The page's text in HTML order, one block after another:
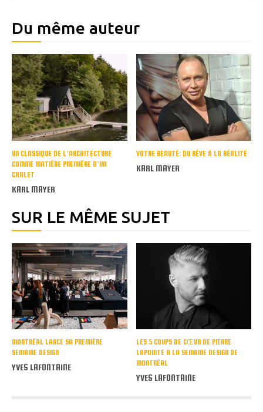
Du même auteur
UN CLASSIQUE DE L’ARCHITECTURE
COMME MATIÈRE PREMIÈRE D’UN
CHALET
KARL MAYER
VOTRE BEAUTÉ: DU RÊVE À LA RÉALITÉ
KARL MAYER
SUR LE MÊME SUJET
MONTRÉAL LANCE SA PREMIÈRE
SEMAINE DESIGN
YVES LAFONTAINE
LES 5 COUPS DE CŒUR DE PIERRE
LAPOINTE À LA SEMAINE DESIGN DE
MONTRÉAL
YVES LAFONTAINE